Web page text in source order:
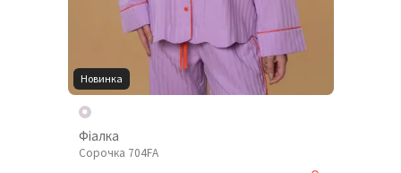
Новинка
Фіалка
Сорочка 704FA